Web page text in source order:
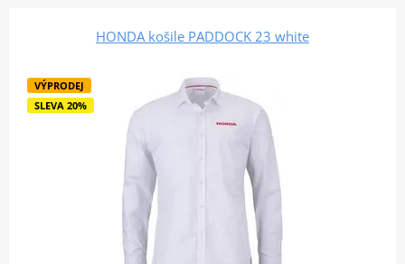
HONDA košile PADDOCK 23 white
VÝPRODEJ
SLEVA 20%